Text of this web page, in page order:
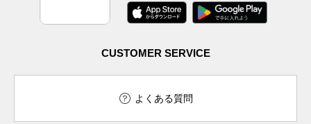
CUSTOMER SERVICE
よくある質問